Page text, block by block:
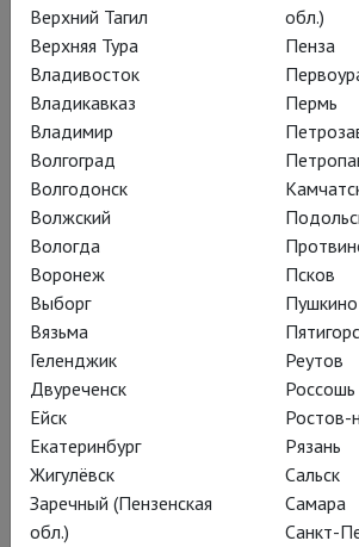
В кинотеатрах – «Средь
бала», беспрецедентный
музыкальный спектакль,
поставленный по
Чайковского звездой
режиссуры Кристофом
Франкфурте. Российская
27 апреля на экране
Пятеро артистов
про любовь и
Под фортепиано, в
интерьере
Верхний Тагил
Верхняя Тура
Владивосток
Владикавказ
Владимир
Волгоград
Волгодонск
Волжский
Вологда
Воронеж
Выборг
Вязьма
Геленджик
Двуреченск
Ейск
Екатеринбург
Жигулёвск
Заречный (Пензенская
обл.)
обл.)
Пенза
Пермь
Псков
Пушкино
Реутов
Россошь
Ростов-
Рязань
Сальск
Самара
Санкт-